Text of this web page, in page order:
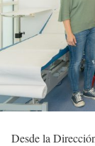
Desde la